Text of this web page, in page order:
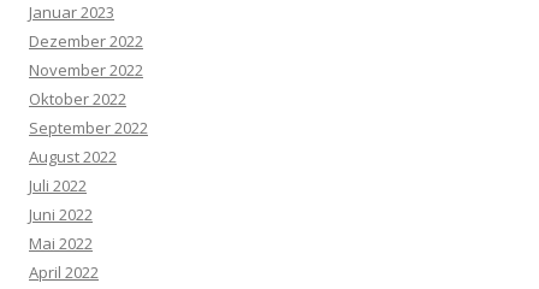
Januar 2023
Dezember 2022
November 2022
Oktober 2022
September 2022
August 2022
Juli 2022
Juni 2022
Mai 2022
April 2022